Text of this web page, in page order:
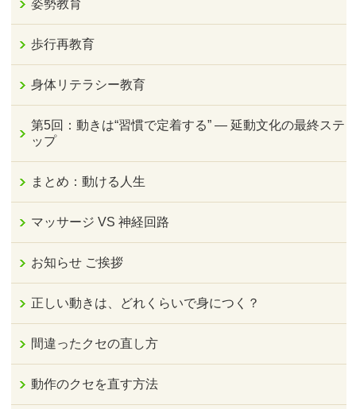
姿勢教育
歩行再教育
身体リテラシー教育
第5回：動きは“習慣で定着する” — 延動文化の最終ステ
ップ
まとめ：動ける人生
マッサージ VS 神経回路
お知らせ ご挨拶
正しい動きは、どれくらいで身につく？
間違ったクセの直し方
動作のクセを直す方法